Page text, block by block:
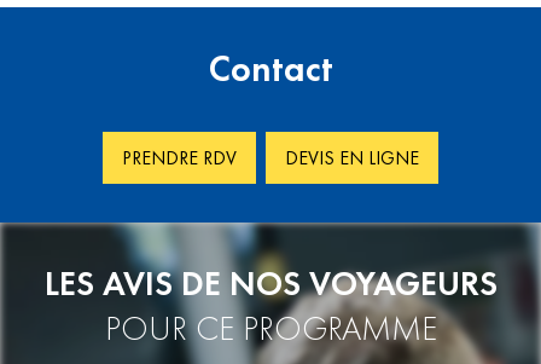
Contact
PRENDRE RDV DEVIS EN LIGNE
LES AVIS DE NOS VOYAGEURS
POUR CE PROGRAMME